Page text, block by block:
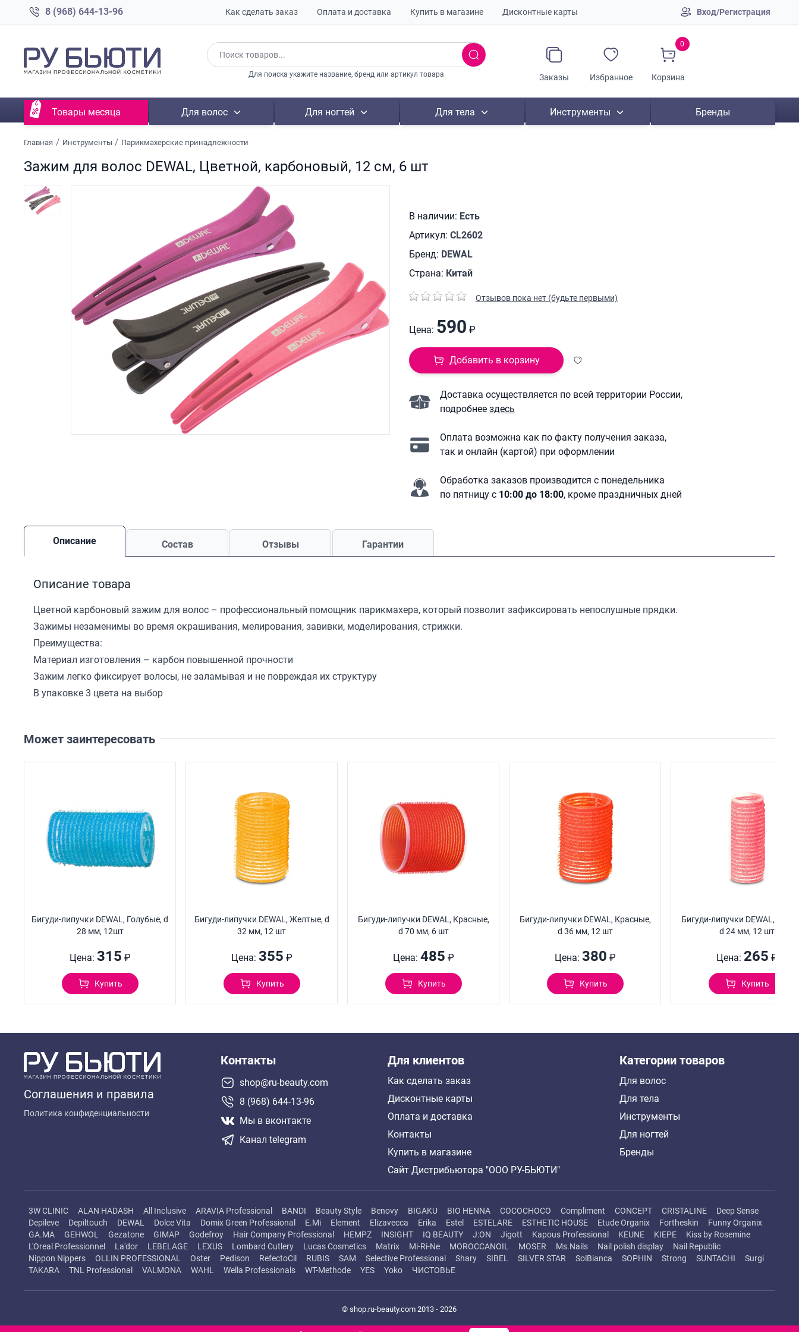
8 (968) 644-13-96 Как сделать заказ Оплата и доставка Купить в магазине Дисконтные карты Вход/Регистрация
Для поиска укажите название, бренд или артикул товара Заказы Избранное Корзина
0
Товары месяца Для волос Для ногтей Для тела Инструменты Бренды
Главная Инструменты Парикмахерские принадлежности
Зажим для волос DEWAL, Цветной, карбоновый, 12 см, 6 шт
В наличии: Есть
Артикул: CL2602
Бренд: DEWAL
Страна: Китай
Отзывов пока нет (будьте первыми)
Цена: 590 ₽
Добавить в корзину
Доставка осуществляется по всей территории России,
подробнее здесь
Оплата возможна как по факту получения заказа,
так и онлайн (картой) при оформлении
Обработка заказов производится с понедельника
по пятницу с 10:00 до 18:00, кроме праздничных дней
Описание Состав Отзывы Гарантии
Описание товара
Цветной карбоновый зажим для волос – профессиональный помощник парикмахера, который позволит зафиксировать непослушные прядки.
Зажимы незаменимы во время окрашивания, мелирования, завивки, моделирования, стрижки.
Преимущества:
Материал изготовления – карбон повышенной прочности
Зажим легко фиксирует волосы, не заламывая и не повреждая их структуру
В упаковке 3 цвета на выбор
Может заинтересовать
Бигуди-липучки DEWAL, Голубые, d
28 мм, 12шт
Цена: 315 ₽
Купить
Бигуди-липучки DEWAL, Желтые, d
32 мм, 12 шт
Цена: 355 ₽
Купить
Бигуди-липучки DEWAL, Красные,
d 70 мм, 6 шт
Цена: 485 ₽
Купить
Бигуди-липучки DEWAL, Красные,
d 36 мм, 12 шт
Цена: 380 ₽
Купить
Бигуди-липучки DEWAL,
d 24 мм, 12 шт
Цена: 265 ₽
Купить
Соглашения и правила
Политика конфиденциальности
Контакты
shop@ru-beauty.com
8 (968) 644-13-96
Мы в вконтакте
Канал telegram
Для клиентов
Как сделать заказ
Дисконтные карты
Оплата и доставка
Контакты
Купить в магазине
Сайт Дистрибьютора "ООО РУ-БЬЮТИ"
Категории товаров
Для волос
Для тела
Инструменты
Для ногтей
Бренды
3W CLINIC ALAN HADASH All Inclusive ARAVIA Professional BANDI Beauty Style Benovy BIGAKU BIO HENNA COCOCHOCO Compliment CONCEPT CRISTALINE
Deep Sense
Depileve
Depiltouch DEWAL Dolce Vita Domix Green Professional E.Mi Element Elizavecca Erika Estel ESTELARE ESTHETIC HOUSE Etude Organix Fortheskin
Funny Organix
GA.MA
GEHWOL Gezatone GIMAP Godefroy Hair Company Professional HEMPZ INSIGHT IQ BEAUTY J:ON Jigott Kapous Professional KEUNE KIEPE
Kiss by Rosemine
L'Oreal Professionnel
La'dor LEBELAGE LEXUS Lombard Cutlery Lucas Cosmetics Matrix Mi-Ri-Ne MOROCCANOIL MOSER Ms.Nails Nail polish display
Nail Republic
Nippon Nippers
OLLIN PROFESSIONAL Oster Pedison RefectoCil RUBIS SAM Selective Professional Shary SIBEL SILVER STAR SolBianca SOPHIN Strong SUNTACHI
Surgi
TAKARA
TNL Professional VALMONA WAHL Wella Professionals WT-Methode YES Yoko ЧИСТОВЬЕ
© shop.ru-beauty.com 2013 - 2026